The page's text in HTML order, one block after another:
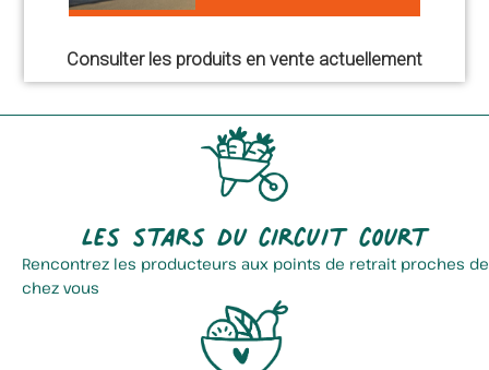
Consulter les produits en vente actuellement
Les stars du circuit court
Rencontrez les producteurs aux points de retrait proches de
chez vous